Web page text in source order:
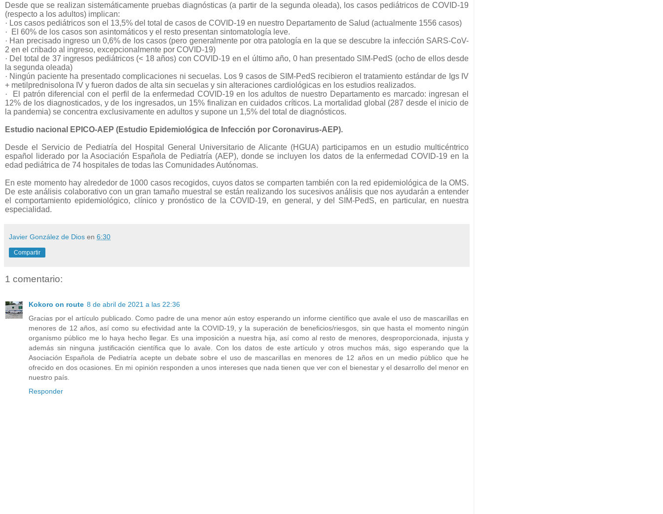
Desde que se realizan sistemáticamente pruebas diagnósticas (a partir de la segunda oleada), los casos pediátricos de COVID-19
(respecto a los adultos) implican:
· Los casos pediátricos son el 13,5% del total de casos de COVID-19 en nuestro Departamento de Salud (actualmente 1556 casos)
·
El 60% de los casos son asintomáticos y el resto presentan sintomatología leve.
· Han precisado ingreso un 0,6% de los casos (pero generalmente por otra patología en la que se descubre la infección SARS-CoV-
2 en el cribado al ingreso, excepcionalmente por COVID-19)
· Del total de 37 ingresos pediátricos (< 18 años) con COVID-19 en el último año, 0 han presentado SIM-PedS (ocho de ellos desde
la segunda oleada)
· Ningún paciente ha presentado complicaciones ni secuelas. Los 9 casos de SIM-PedS recibieron el tratamiento estándar de Igs IV
+ metilprednisolona IV y fueron dados de alta sin secuelas y sin alteraciones cardiológicas en los estudios realizados.
·
El patrón diferencial con el perfil de la enfermedad COVID-19 en los adultos de nuestro Departamento es marcado: ingresan el
12% de los diagnosticados, y de los ingresados, un 15% finalizan en cuidados críticos. La mortalidad global (287 desde el inicio de
la pandemia) se concentra exclusivamente en adultos y supone un 1,5% del total de diagnósticos.
Estudio nacional EPICO-AEP (Estudio Epidemiológica de Infección por Coronavirus-AEP).
Desde el Servicio de Pediatría del Hospital General Universitario de Alicante (HGUA) participamos en un estudio multicéntrico
español liderado por la Asociación Española de Pediatría (AEP), donde se incluyen los datos de la enfermedad COVID-19 en la
edad pediátrica de 74 hospitales de todas las Comunidades Autónomas.
En este momento hay alrededor de 1000 casos recogidos, cuyos datos se comparten también con la red epidemiológica de la OMS.
De este análisis colaborativo con un gran tamaño muestral se están realizando los sucesivos análisis que nos ayudarán a entender
el comportamiento epidemiológico, clínico y pronóstico de la COVID-19, en general, y del SIM-PedS, en particular, en nuestra
especialidad.
Javier González de Dios en 6:30
Compartir
1 comentario:
Kokoro on route 8 de abril de 2021 a las 22:36
Gracias por el artículo publicado. Como padre de una menor aún estoy esperando un informe científico que avale el uso de mascarillas en
menores de 12 años, así como su efectividad ante la COVID-19, y la superación de beneficios/riesgos, sin que hasta el momento ningún
organismo público me lo haya hecho llegar. Es una imposición a nuestra hija, así como al resto de menores, desproporcionada, injusta y
además sin ninguna justificación científica que lo avale. Con los datos de este artículo y otros muchos más, sigo esperando que la
Asociación Española de Pediatría acepte un debate sobre el uso de mascarillas en menores de 12 años en un medio público que he
ofrecido en dos ocasiones. En mi opinión responden a unos intereses que nada tienen que ver con el bienestar y el desarrollo del menor en
nuestro país.
Responder